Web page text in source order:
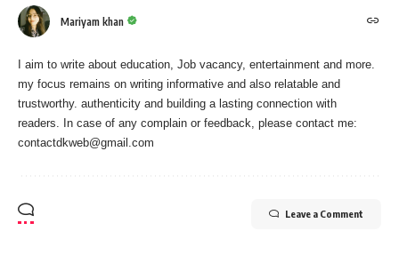
Mariyam khan
I aim to write about education, Job vacancy, entertainment and more.
my focus remains on writing informative and also relatable and
trustworthy. authenticity and building a lasting connection with
readers. In case of any complain or feedback, please contact me:
contactdkweb@gmail.com
Leave a Comment